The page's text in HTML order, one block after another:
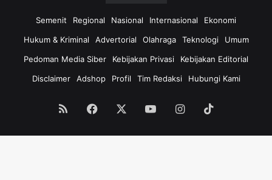
Semenit Regional Nasional Internasional
Ekonomi
Hukum & Kriminal
Advertorial Olahraga Teknologi
Umum
Pedoman Media Siber
Kebijakan Privasi
Kebijakan Editorial
Disclaimer
Adshop Profil Tim Redaksi Hubungi Kami
RSS Facebook YouTubeInstagram